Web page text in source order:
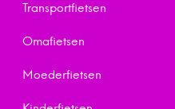
Transportfietsen
Omafietsen
Moederfietsen